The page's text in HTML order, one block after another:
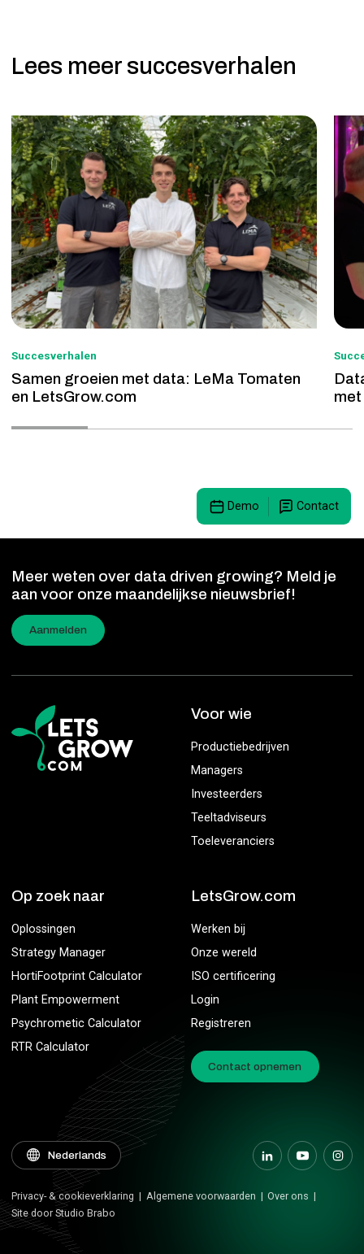
Lees meer succesverhalen
Succesverhalen
Samen groeien met data: LeMa Tomaten
en LetsGrow.com
Demo Contact
Meer weten over data driven growing? Meld je
aan voor onze maandelijkse nieuwsbrief!
Aanmelden
Voor wie
Productiebedrijven
Managers
Investeerders
Teeltadviseurs
Toeleveranciers
Op zoek naar
Oplossingen
Strategy Manager
HortiFootprint Calculator
Plant Empowerment
Psychrometic Calculator
RTR Calculator
LetsGrow.com
Werken bij
Onze wereld
ISO certificering
Login
Registreren
Contact opnemen
Privacy- & cookieverklaring Algemene voorwaarden
Over ons
Site door Studio Brabo